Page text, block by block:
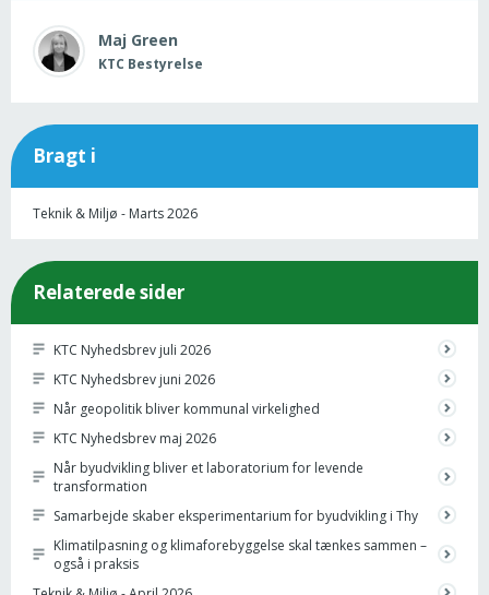
Maj Green
KTC Bestyrelse
Bragt i
Teknik & Miljø - Marts 2026
Relaterede sider
KTC Nyhedsbrev juli 2026
KTC Nyhedsbrev juni 2026
Når geopolitik bliver kommunal virkelighed
KTC Nyhedsbrev maj 2026
Når byudvikling bliver et laboratorium for levende
transformation
Samarbejde skaber eksperimentarium for byudvikling i Thy
Klimatilpasning og klimaforebyggelse skal tænkes sammen –
også i praksis